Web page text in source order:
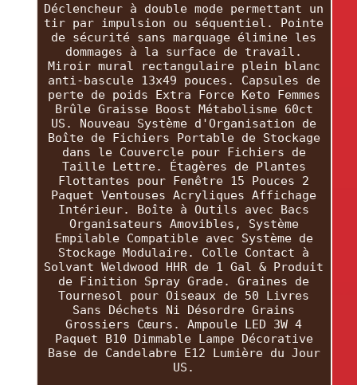
Déclencheur à double mode permettant un
tir par impulsion ou séquentiel. Pointe
de sécurité sans marquage élimine les
dommages à la surface de travail.
Miroir mural rectangulaire plein blanc
anti-bascule 13x49 pouces. Capsules de
perte de poids Extra Force Keto Femmes
Brûle Graisse Boost Métabolisme 60ct
US. Nouveau Système d'Organisation de
Boîte de Fichiers Portable de Stockage
dans le Couvercle pour Fichiers de
Taille Lettre. Étagères de Plantes
Flottantes pour Fenêtre 15 Pouces 2
Paquet Ventouses Acryliques Affichage
Intérieur. Boîte à Outils avec Bacs
Organisateurs Amovibles, Système
Empilable Compatible avec Système de
Stockage Modulaire. Colle Contact à
Solvant Weldwood HHR de 1 Gal & Produit
de Finition Spray Grade. Graines de
Tournesol pour Oiseaux de 50 Livres
Sans Déchets Ni Désordre Grains
Grossiers Cœurs. Ampoule LED 3W 4
Paquet B10 Dimmable Lampe Décorative
Base de Candelabre E12 Lumière du Jour
US.